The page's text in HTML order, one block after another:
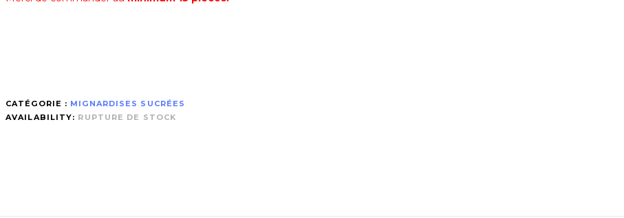
CATÉGORIE : MIGNARDISES SUCRÉES
AVAILABILITY: RUPTURE DE STOCK